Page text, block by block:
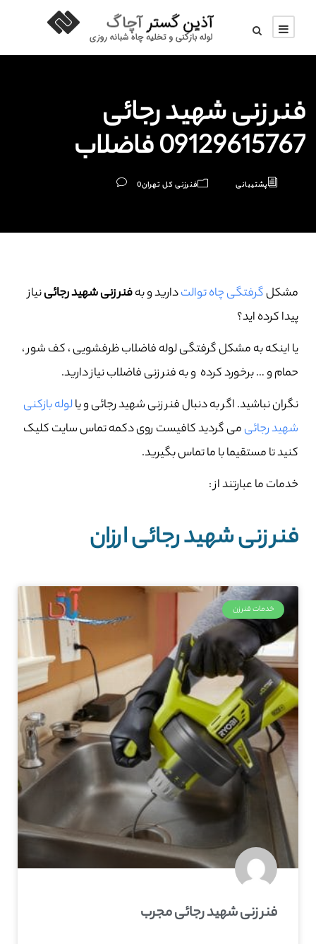
فنر زنی شهید رجائی
09129615767 فاضلاب
پشتیبانی فنرزنی کل تهران0
مشکلگرفتگی چاه توالتدارید و بهفنر زنی شهید رجائینیاز
پیدا کرده اید؟
یا اینکه به مشکل گرفتگی لوله فاضلاب ظرفشویی ، کف شور ،
حمام و … برخورد کرده و به فنر زنی فاضلاب نیاز دارید.
نگران نباشید. اگر به دنبال فنر زنی شهید رجائی و یالوله بازکنی
شهید رجائیمی گردید کافیست روی دکمه تماس سایت کلیک
کنید تا مستقیما با ما تماس بگیرید.
خدمات ما عبارتند از :
فنر زنی شهید رجائی ارزان
خدمات فنرزن
فنر زنی شهید رجائی مجرب